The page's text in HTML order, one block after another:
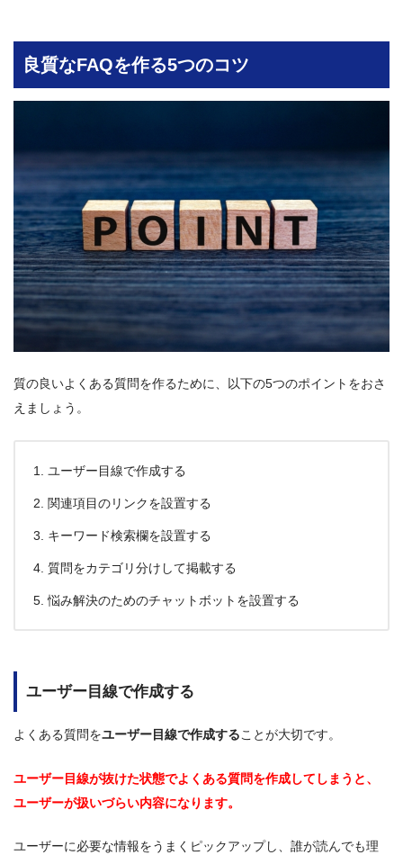
良質なFAQを作る5つのコツ
質の良いよくある質問を作るために、以下の5つのポイントをおさ
えましょう。
ユーザー目線で作成する
関連項目のリンクを設置する
キーワード検索欄を設置する
質問をカテゴリ分けして掲載する
悩み解決のためのチャットボットを設置する
ユーザー目線で作成する
よくある質問をユーザー目線で作成することが大切です。
ユーザー目線が抜けた状態でよくある質問を作成してしまうと、
ユーザーが扱いづらい内容になります。
ユーザーに必要な情報をうまくピックアップし、誰が読んでも理